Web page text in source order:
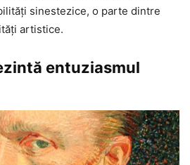
sinestezice, o parte dintre
artistice.
entuziasmul